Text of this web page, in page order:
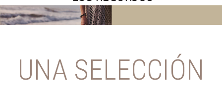
UNA SELECCIÓN